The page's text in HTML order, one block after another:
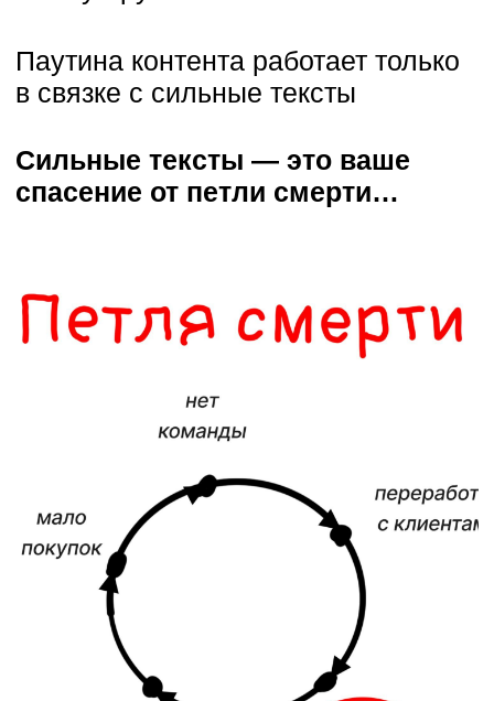
Вместе, за несколько небольших
уроков разобраться с паутиной
контента и понять, как уже через
продажи со своего блога.
В этом уроке:
— Топ-3 способа искать
продающие смыслы, которые
попадут в самое сердце вашей
Видео № 1. Секреты сильных
текстов. Как писать, чтобы
продавать? ✍
Я даю вам возможность
первыми внедрить
в свой блог Паутину
Приглашаю на свой открытый
мастер-класс! ⚡⚡⚡